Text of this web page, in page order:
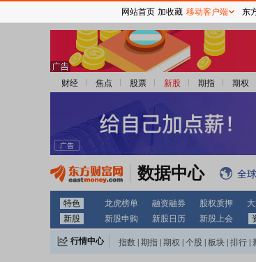
财经 焦点 股票 新股 期指 期权
数据中心 全
特色 龙虎榜单 融资融券 股权质押
新股
新股申购 新股日历 新股上会
行情中心 指数 期指 期权 个股 板块 排行
网站首页 加收藏 移动客户端 东